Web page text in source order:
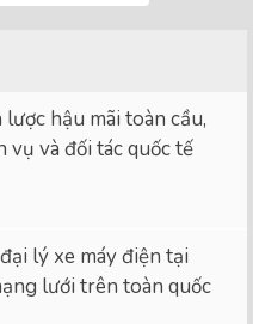
hậu mãi toàn cầu,
vụ và đối tác quốc tế
lý xe máy điện tại
lưới trên toàn quốc